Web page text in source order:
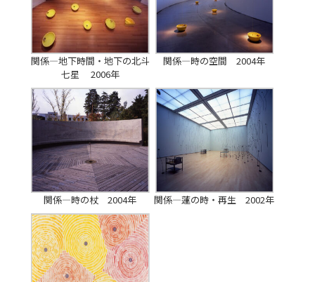
関係―地下時間・地下の北斗
七星 2006年
関係―時の空間 2004年
関係―時の杖 2004年 関係―蓮の時・再生 2002年